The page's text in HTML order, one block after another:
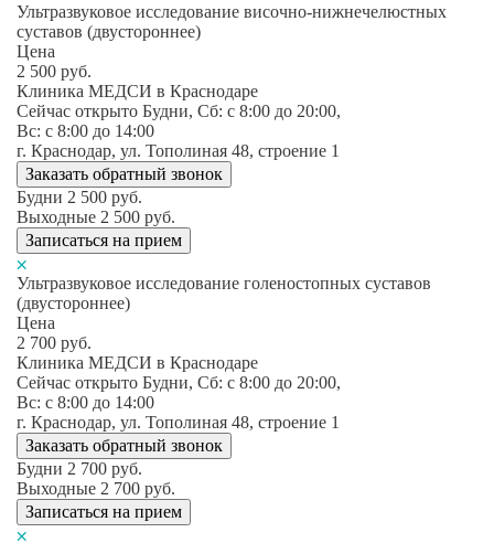
Ультразвуковое исследование височно-нижнечелюстных
суставов (двустороннее)
Цена
2 500 руб.
Клиника МЕДСИ в Краснодаре
Сейчас открыто Будни, Сб: c 8:00 до 20:00,
Вс: c 8:00 до 14:00
г. Краснодар, ул. Тополиная 48, строение 1
Заказать обратный звонок
Будни 2 500 руб.
Выходные 2 500 руб.
Записаться на прием
Ультразвуковое исследование голеностопных суставов
(двустороннее)
Цена
2 700 руб.
Клиника МЕДСИ в Краснодаре
Сейчас открыто Будни, Сб: c 8:00 до 20:00,
Вс: c 8:00 до 14:00
г. Краснодар, ул. Тополиная 48, строение 1
Заказать обратный звонок
Будни 2 700 руб.
Выходные 2 700 руб.
Записаться на прием